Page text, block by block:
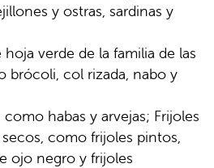
y ostras, sardinas y
hoja verde de la familia de las
brócoli, col rizada, nabo y
como habas y arvejas; Frijoles
como frijoles pintos,
ojo negro y frijoles